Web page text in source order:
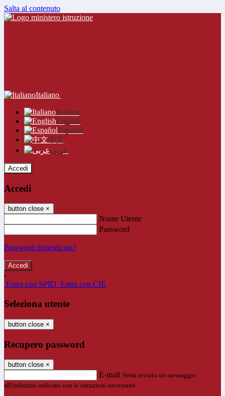
Salta al contenuto
Italiano
Italiano
English
Español
中文
عربى
Accedi
Accedi
button close ×
Nome Utente
Password
Password dimenticata?
-
Entra con SPID Entra con CIE
Seleziona utente
button close ×
Recupero password
button close ×
E-mail Verrà inviato un messaggio
all'indirizzo indicato con le istruzioni necessarie.